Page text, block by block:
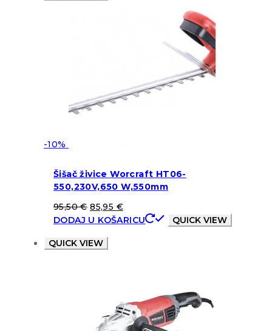
-10%
Šišač živice Worcraft HT06-
550,230V,650 W,550mm
95,50€ 85,95 €
DODAJ U KOŠARICU
QUICK VIEW
QUICK VIEW